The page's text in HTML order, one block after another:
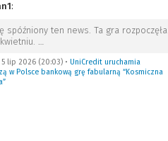
:
spóźniony ten news. Ta gra rozpoczęła
…
5 lip 2026 (20:03)• UniCredit uruchamia
w Polsce bankową grę fabularną “Kosmiczna